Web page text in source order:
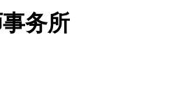
务所